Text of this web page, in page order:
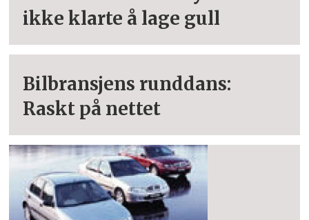
ikke klarte å lage gull
Bilbransjens runddans:
Raskt på nettet